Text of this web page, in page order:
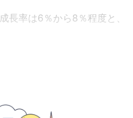
長率は6％から8％程度と、